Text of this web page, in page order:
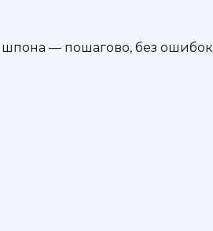
шпона — пошагово, без ошибок